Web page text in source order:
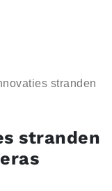
stranden
stranden